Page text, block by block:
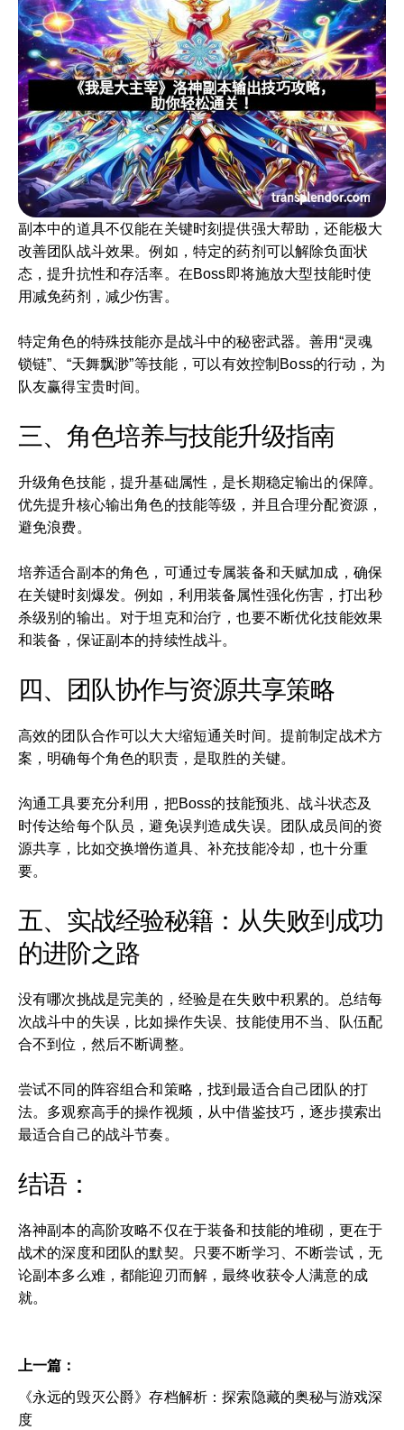
副本中的道具不仅能在关键时刻提供强大帮助，还能极大
改善团队战斗效果。例如，特定的药剂可以解除负面状
态，提升抗性和存活率。在Boss即将施放大型技能时使
用减免药剂，减少伤害。
特定角色的特殊技能亦是战斗中的秘密武器。善用“灵魂
锁链”、“天舞飘渺”等技能，可以有效控制Boss的行动，为
队友赢得宝贵时间。
三、角色培养与技能升级指南
升级角色技能，提升基础属性，是长期稳定输出的保障。
优先提升核心输出角色的技能等级，并且合理分配资源，
避免浪费。
培养适合副本的角色，可通过专属装备和天赋加成，确保
在关键时刻爆发。例如，利用装备属性强化伤害，打出秒
杀级别的输出。对于坦克和治疗，也要不断优化技能效果
和装备，保证副本的持续性战斗。
四、团队协作与资源共享策略
高效的团队合作可以大大缩短通关时间。提前制定战术方
案，明确每个角色的职责，是取胜的关键。
沟通工具要充分利用，把Boss的技能预兆、战斗状态及
时传达给每个队员，避免误判造成失误。团队成员间的资
源共享，比如交换增伤道具、补充技能冷却，也十分重
要。
五、实战经验秘籍：从失败到成功
的进阶之路
没有哪次挑战是完美的，经验是在失败中积累的。总结每
次战斗中的失误，比如操作失误、技能使用不当、队伍配
合不到位，然后不断调整。
尝试不同的阵容组合和策略，找到最适合自己团队的打
法。多观察高手的操作视频，从中借鉴技巧，逐步摸索出
最适合自己的战斗节奏。
结语：
洛神副本的高阶攻略不仅在于装备和技能的堆砌，更在于
战术的深度和团队的默契。只要不断学习、不断尝试，无
论副本多么难，都能迎刃而解，最终收获令人满意的成
就。
上一篇：
《永远的毁灭公爵》存档解析：探索隐藏的奥秘与游戏深
度